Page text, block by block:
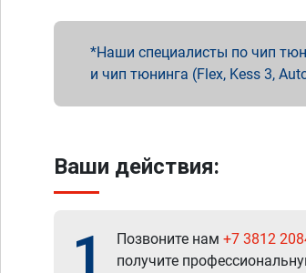
Наши специалисты по чип
и чип тюнинга (Flex, Kess 3,
Ваши действия:
1 Позвоните нам +7 3812
получите